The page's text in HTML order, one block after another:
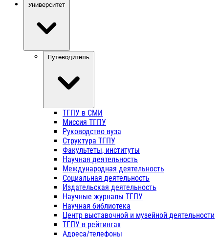
Университет
Путеводитель
ТГПУ в СМИ
Миссия ТГПУ
Руководство вуза
Структура ТГПУ
Факультеты, институты
Научная деятельность
Международная деятельность
Социальная деятельность
Издательская деятельность
Научные журналы ТГПУ
Научная библиотека
Центр выставочной и музейной деятельности
ТГПУ в рейтингах
Адреса/телефоны